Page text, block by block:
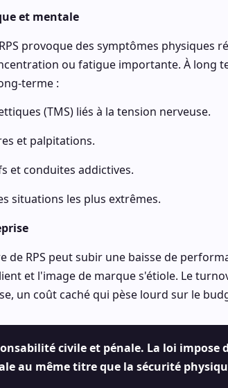
et mentale
provoque des symptômes physiques
ou fatigue importante. À long
terme :
(TMS) liés à la tension nerveuse.
et palpitations.
et conduites addictives.
situations les plus extrêmes.
de RPS peut subir une baisse de
et l'image de marque s'étiole. Le
un coût caché qui pèse lourd sur le
civile et pénale. La loi impose
au même titre que la sécurité